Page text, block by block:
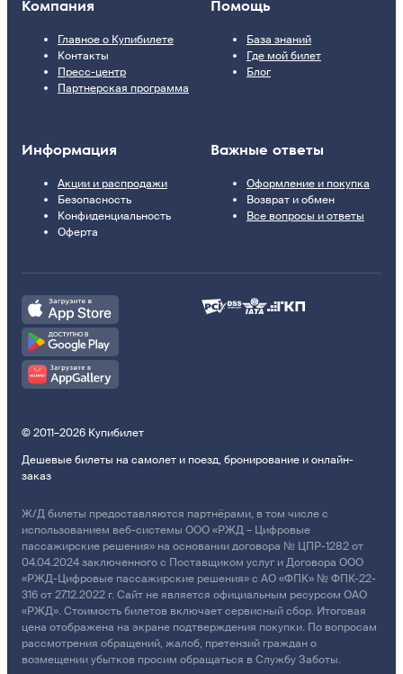
Компания
Главное о Купибилете
Контакты
Пресс-центр
Партнерская программа
Помощь
База знаний
Где мой билет
Блог
Информация
Акции и распродажи
Безопасность
Конфиденциальность
Оферта
Важные ответы
Оформление и покупка
Возврат и обмен
Все вопросы и ответы
© 2011–2026 Купибилет
Дешевые билеты на самолет и поезд, бронирование и онлайн-
заказ
Ж/Д билеты предоставляются партнёрами, в том числе с
использованием веб-системы ООО «РЖД – Цифровые
пассажирские решения» на основании договора № ЦПР-1282 от
04.04.2024 заключенного с Поставщиком услуг и Договора ООО
«РЖД-Цифровые пассажирские решения» с АО «ФПК» № ФПК-22-
316 от 27.12.2022 г. Сайт не является официальным ресурсом ОАО
«РЖД». Стоимость билетов включает сервисный сбор. Итоговая
цена отображена на экране подтверждения покупки. По вопросам
рассмотрения обращений, жалоб, претензий граждан о
возмещении убытков просим обращаться в Службу Заботы.